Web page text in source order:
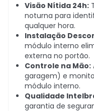
Visão Nítida 24h:
noturna para
qualquer hora.
Instalação
módulo interno
externa no portão.
Controle na Mão:
garagem) e
módulo interno.
Qualidade
garantia de